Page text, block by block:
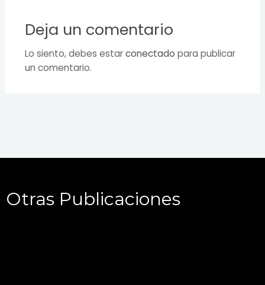
Deja un comentario
Lo siento, debes estarconectado para publicar
un comentario.
Otras Publicaciones